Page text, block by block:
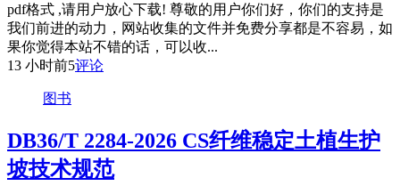
pdf格式 ,请用户放心下载! 尊敬的用户你们好，你们的支持是
我们前进的动力，网站收集的文件并免费分享都是不容易，如
果你觉得本站不错的话，可以收...
13 小时前5评论
图书
DB36/T 2284-2026 CS纤维稳定土植生护
坡技术规范